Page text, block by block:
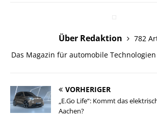
Über Redaktion
782
Das Magazin für automobile
VORHERIGER
„E.Go Life“: Kommt das
Aachen?